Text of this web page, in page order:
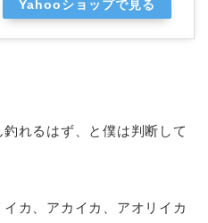
Yahooショップで見る
れるはず、と僕は判断して
カ、アカイカ、アオリイカ